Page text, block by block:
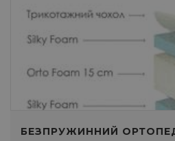
БЕЗПРУЖИННИЙ